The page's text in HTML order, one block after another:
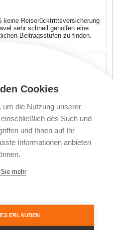
keine Reiserücktrittsversicherung
sehr schnell geholfen eine
Beitragsstufen zu finden.
jetzt noch nicht beurteilen.
56
|Reiseschutz Plus GmbH| Telefon: 05139
travel.de
Cookies
die Nutzung unserer
des Such und
und Ihnen auf Ihr
Informationen anbieten
mehr
ERLAUBEN